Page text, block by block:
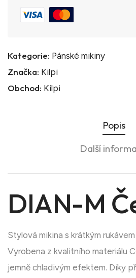
Kategorie: Pánské mikiny
Značka: Kilpi
Obchod: Kilpi
Popis
Další
DIAN-M
Stylová mikina s krátkým
Vyrobena z kvalitního materiálu
jemně chladivým efektem. Díky